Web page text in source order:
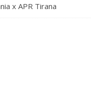
x APR Tirana